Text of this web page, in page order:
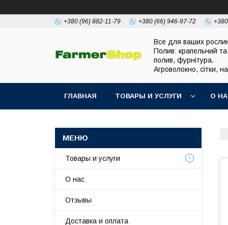
+380 (96) 882-11-79 +380 (66) 946-97-72
Все для ваших
Полив: крапельний та
полив, фурнітура.
Агроволокно, сітки,
ГЛАВНАЯ ТОВАРЫ И УСЛУГИ О
Товары и услуги
О нас
Отзывы
Доставка и оплата